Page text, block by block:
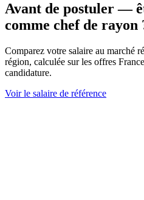
Avant de postuler —
comme chef de rayon
Comparez votre salaire au marché
région, calculée sur les offres
candidature.
Voir le salaire de référence